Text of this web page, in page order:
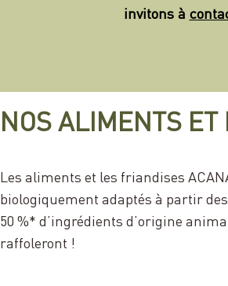
invitons à
NOS ALIMENTS
Les aliments et les friandises
biologiquement adaptés à partir
50 %* d’ingrédients d’origine
raffoleront !